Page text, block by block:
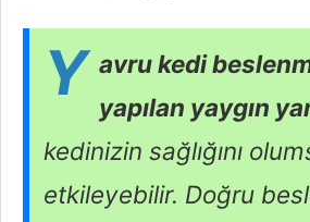
Y avru kedi
yapılan yaygın
kedinizin sağlığını
etkileyebilir. Doğru